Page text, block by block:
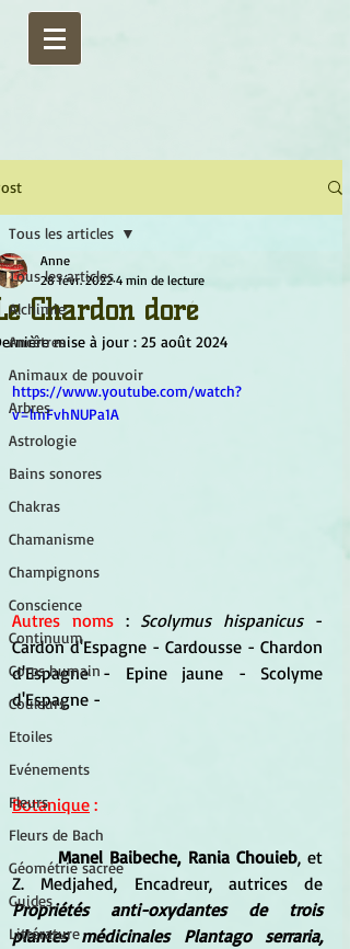
Tous les articles
Alchimie
Ancêtres
Animaux de pouvoir
Arbres
Astrologie
Bains sonores
Chakras
Chamanisme
Champignons
Conscience
Continuum
Corps humain
Couleurs
Etoiles
Evénements
Fleurs
Fleurs de Bach
Géométrie sacrée
Guides
Littérature
Tous les articles
Chardon doré
Anne
28 févr. 2022 4 min de lecture
mise à jour : 25 août 2024
https://www.youtube.com/watch?
v=lmFvhNUPa1A
Autres noms : Scolymus hispanicus -
Cardon d'Espagne - Cardousse - Chardon
d'Espagne - Epine jaune - Scolyme
d'Espagne -
Botanique :
Manel Baibeche, Rania Chouieb, et
Propriétés anti-oxydantes de trois
plantes médicinales Plantago serraria,